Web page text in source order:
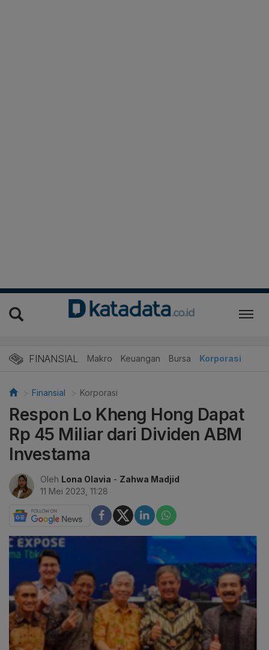
FINANSIAL Makro Keuangan Bursa Korporasi
Finansial Korporasi
Respon Lo Kheng Hong Dapat
Rp 45 Miliar dari Dividen ABM
Investama
Oleh Lona Olavia - Zahwa Madjid
11 Mei 2023, 11:28